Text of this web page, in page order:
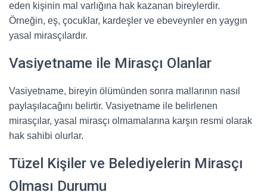
eden kişinin mal varlığına hak kazanan bireylerdir.
Örneğin, eş, çocuklar, kardeşler ve ebeveynler en yaygın
yasal mirasçılardır.
Vasiyetname ile Mirasçı Olanlar
Vasiyetname, bireyin ölümünden sonra mallarının nasıl
paylaşılacağını belirtir. Vasiyetname ile belirlenen
mirasçılar, yasal mirasçı olmamalarına karşın resmi olarak
hak sahibi olurlar.
Tüzel Kişiler ve Belediyelerin Mirasçı
Olması Durumu